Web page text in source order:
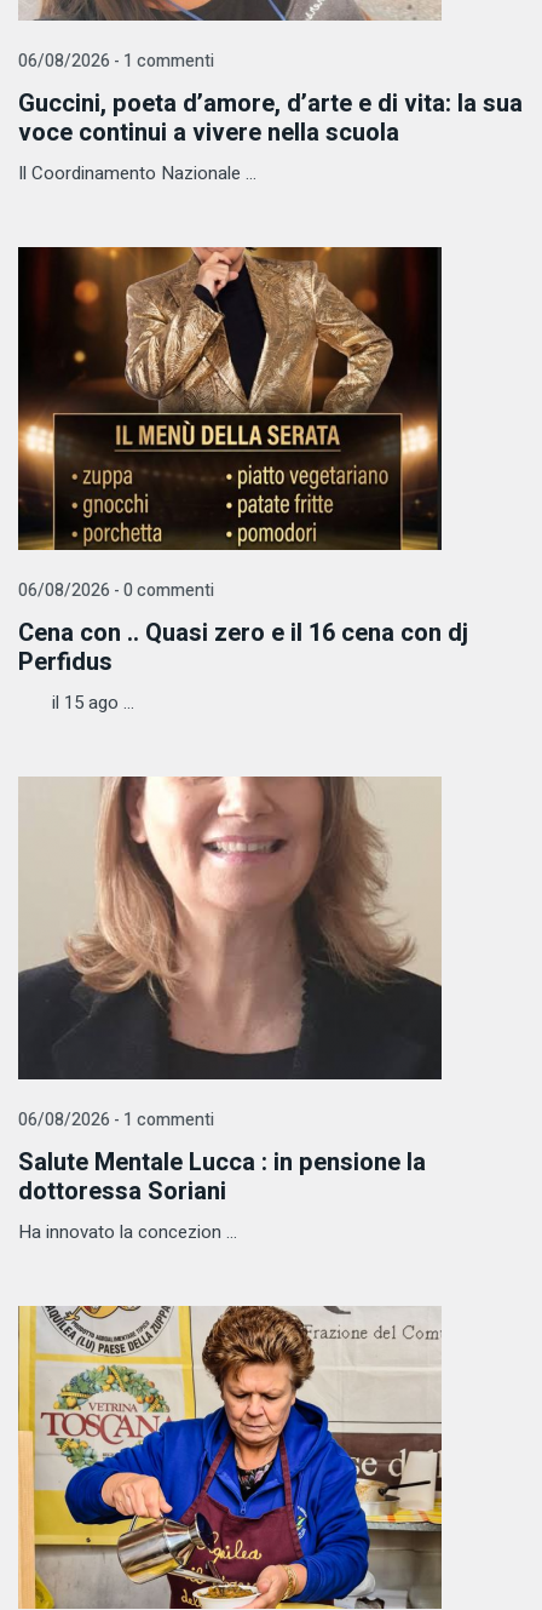
06/08/2026 - 1 commenti
Guccini, poeta d’amore, d’arte e di vita: la sua
voce continui a vivere nella scuola
Il Coordinamento Nazionale ...
06/08/2026 - 0 commenti
Cena con .. Quasi zero e il 16 cena con dj
Perfidus
il 15 ago ...
06/08/2026 - 1 commenti
Salute Mentale Lucca : in pensione la
dottoressa Soriani
Ha innovato la concezion ...